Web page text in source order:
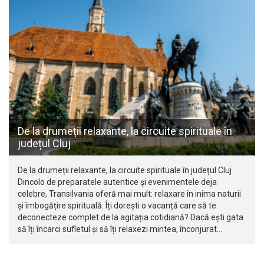
De la drumeții relaxante, la circuite spirituale în
județul Cluj
De la drumeții relaxante, la circuite spirituale în județul Cluj
Dincolo de preparatele autentice și evenimentele deja
celebre, Transilvania oferă mai mult: relaxare în inima naturii
și îmbogățire spirituală. Îți dorești o vacanță care să te
deconecteze complet de la agitația cotidiană? Dacă ești gata
să îți încarci sufletul și să îți relaxezi mintea, înconjurat…